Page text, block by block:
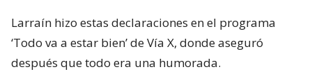
Larraín hizo estas declaraciones en el programa
‘Todo va a estar bien’ de Vía X, donde aseguró
después que todo era una humorada.